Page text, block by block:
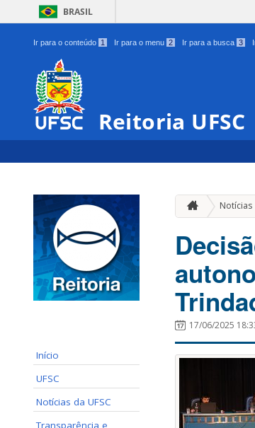
BRASIL
Ir para o conteúdo 1 Ir para o menu 2 Ir para a busca 3
Reitoria UFSC
Início
UFSC
Notícias da UFSC
Transparência e
Notícias
17/06/2025